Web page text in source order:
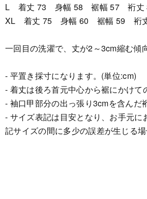
L 着丈 73 身幅 58 裾幅 57 裄丈
XL 着丈 75 身幅 60 裾幅 59 裄
一回目の洗濯で、丈が2～3cm縮む傾
- 平置き採寸になります。(単位:cm)
- 着丈は後ろ首元中心から裾にかけて
- 袖口甲部分の出っ張り3cmを含んだ
- サイズ表記は目安となり、お手元に
記サイズの間に多少の誤差が生じる場